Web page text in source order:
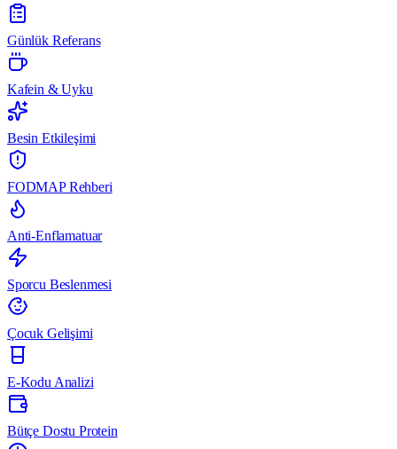
Günlük Referans
Kafein & Uyku
Besin Etkileşimi
FODMAP Rehberi
Anti-Enflamatuar
Sporcu Beslenmesi
Çocuk Gelişimi
E-Kodu Analizi
Bütçe Dostu Protein